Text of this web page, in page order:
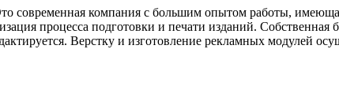
современная компания с большим опытом работы,
процесса подготовки и печати изданий. Собственная
Верстку и изготовление рекламных модулей